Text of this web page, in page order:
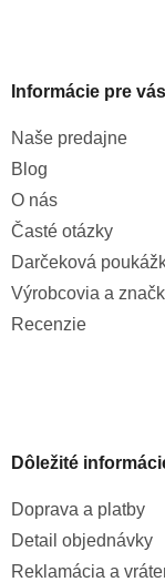
Informácie pre vás
Naše predajne
Blog
O nás
Časté otázky
Darčeková
Výrobcovia a
Recenzie
Dôležité
Doprava a platby
Detail objednávky
Reklamácia a